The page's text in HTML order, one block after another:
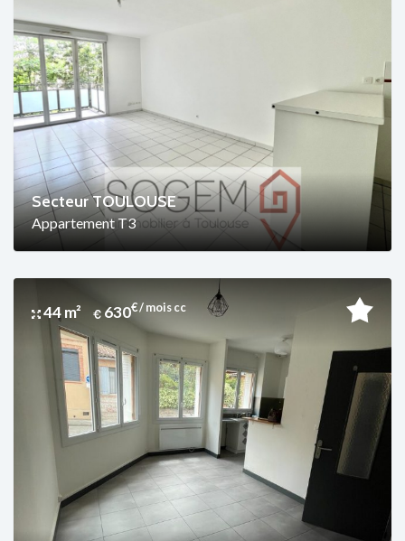
Secteur TOULOUSE
Appartement T3
44 m² 630€ / mois cc